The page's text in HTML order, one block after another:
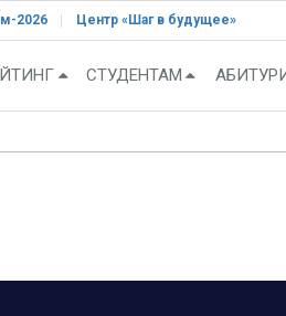
2026 Центр «Шаг в будущее»
СТУДЕНТАМ